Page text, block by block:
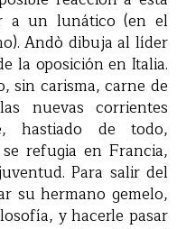
a un lunático (en el
Andò dibuja al líder
la oposición en Italia.
sin carisma, carne de
nuevas corrientes
hastiado de todo,
refugia en Francia,
Para salir del
su hermano gemelo,
y hacerle pasar